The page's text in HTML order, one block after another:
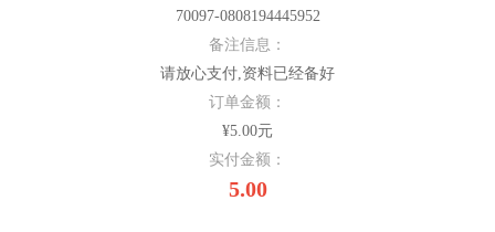
70097-0808194445952
备注信息：
请放心支付,资料已经备好
订单金额：
¥5.00元
实付金额：
5.00